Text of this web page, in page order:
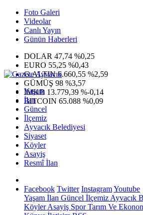
Foto Galeri
Videolar
Canlı Yayın
Günün Haberleri
DOLAR 47,74 %0,25
EURO 55,25 %0,43
G.ALTIN6.660,55 %2,59
GÜMÜŞ 98 %3,57
IMKB 13.779,39 %-0,14
BITCOIN 65.088 %0,09
Yaşam
İlan
Güncel
İlçemiz
Ayvacık Belediyesi
Siyaset
Köyler
Asayiş
Resmî İlan
Facebook Twitter InstagramYoutube
Yaşam İlan Güncel İlçemiz Ayvacık
KöylerAsayiş SporTarım Ve